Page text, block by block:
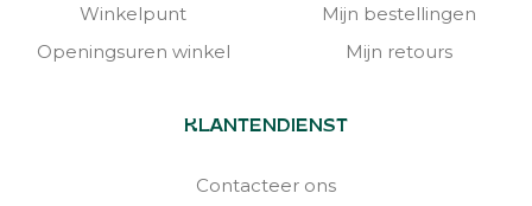
Winkelpunt
Openingsuren winkel
Mijn bestellingen
Mijn retours
KLANTENDIENST
Contacteer ons